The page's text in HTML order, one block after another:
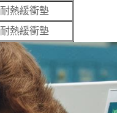
耐熱緩衝墊
耐熱緩衝墊